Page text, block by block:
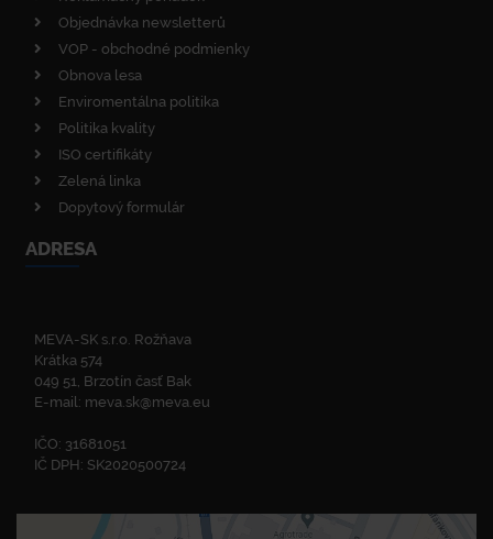
Objednávka newsletterů
VOP - obchodné podmienky
Obnova lesa
Enviromentálna politika
Politika kvality
ISO certifikáty
Zelená linka
Dopytový formulár
ADRESA
MEVA-SK s.r.o. Rožňava
Krátka 574
049 51, Brzotín časť Bak
E-mail: meva.sk@meva.eu
IČO: 31681051
IČ DPH: SK2020500724